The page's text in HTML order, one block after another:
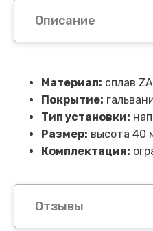
Описание
Материал: сплав
Покрытие:
Тип установки:
Размер: высота 40
Комплектация:
Отзывы